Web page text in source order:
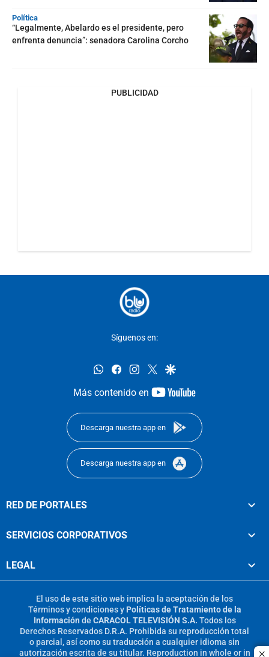
Política
“Legalmente, Abelardo es el presidente, pero
enfrenta denuncia”: senadora Carolina Corcho
PUBLICIDAD
Síguenos en:
whatsappfacebookinstagram
twittergoogle
Más contenido en
youtube-
Descarga nuestra app en
Descarga nuestra app en
RED DE PORTALES
SERVICIOS CORPORATIVOS
LEGAL
El uso de este sitio web implica la aceptación de los
Términos y condicionesy Políticas de Tratamiento de la
Información de CARACOL TELEVISIÓN S.A. Todos los
Derechos Reservados D.R.A. Prohibida su reproducción total
o parcial, así como su traducción a cualquier idioma sin
autorización escrita de su titular. Reproduction in whole or in